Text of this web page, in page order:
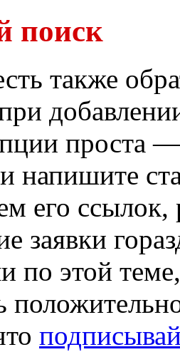
поиск
также
проста
напишите
его ссылок,
заявки
по этой